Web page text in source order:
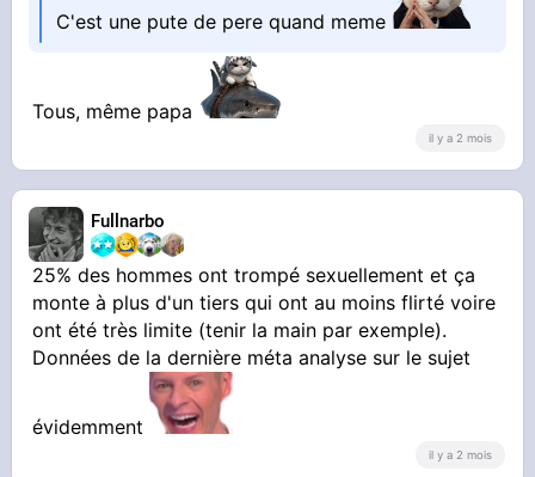
C'est une pute de pere quand meme
Tous, même papa
il y a 2 mois
Fullnarbo
25% des hommes ont trompé sexuellement et ça
monte à plus d'un tiers qui ont au moins flirté voire
ont été très limite (tenir la main par exemple).
Données de la dernière méta analyse sur le sujet
évidemment
il y a 2 mois